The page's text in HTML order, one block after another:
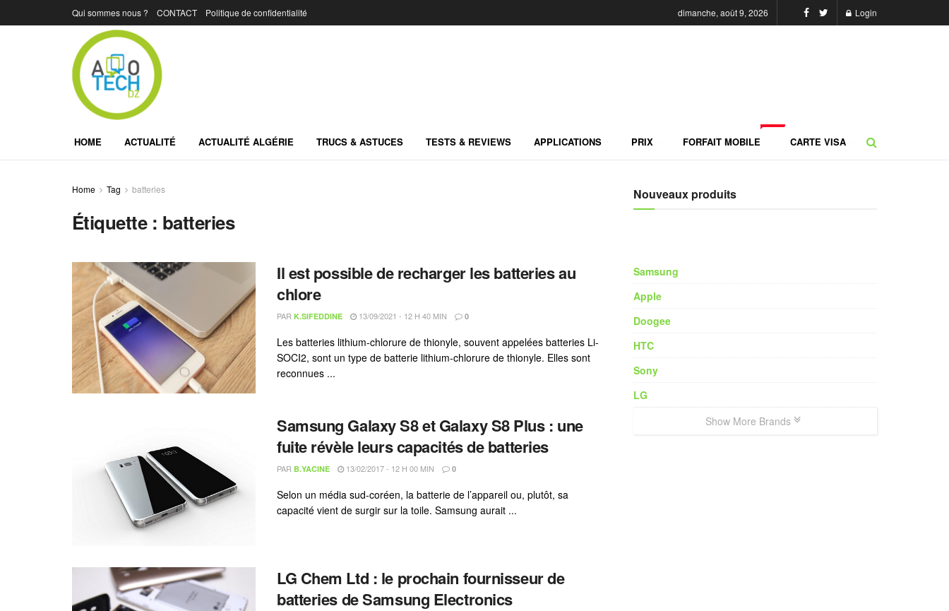
Qui sommes nous ? CONTACT Politique de confidentialité dimanche, août 9, 2026 Login
HOME ACTUALITÉ ACTUALITÉ ALGÉRIE TRUCS & ASTUCES TESTS & REVIEWS APPLICATIONS PRIX FORFAIT MOBILE CARTE VISA
Home Tag batteries
Étiquette : batteries
Il est possible de recharger les batteries au
chlore
PAR K.SIFEDDINE 13/09/2021 - 12 H 40 MIN 0
Les batteries lithium-chlorure de thionyle, souvent appelées batteries Li-
SOCI2, sont un type de batterie lithium-chlorure de thionyle. Elles sont
reconnues ...
Samsung Galaxy S8 et Galaxy S8 Plus : une
fuite révèle leurs capacités de batteries
PAR B.YACINE 13/02/2017 - 12 H 00 MIN 0
Selon un média sud-coréen, la batterie de l’appareil ou, plutôt, sa
capacité vient de surgir sur la toile. Samsung aurait ...
LG Chem Ltd : le prochain fournisseur de
batteries de Samsung Electronics
Nouveaux produits
Samsung
Apple
Doogee
HTC
Sony
LG
Show More Brands